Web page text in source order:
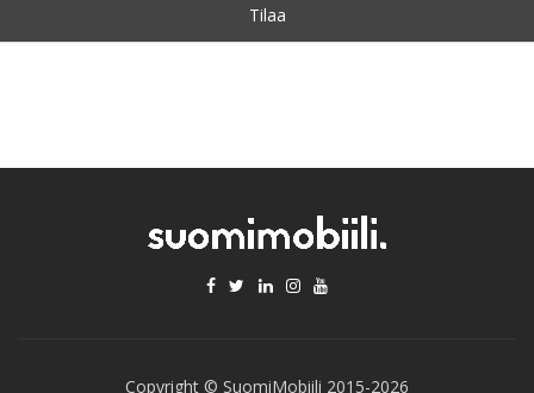
Copyright © SuomiMobiili 2015-2026